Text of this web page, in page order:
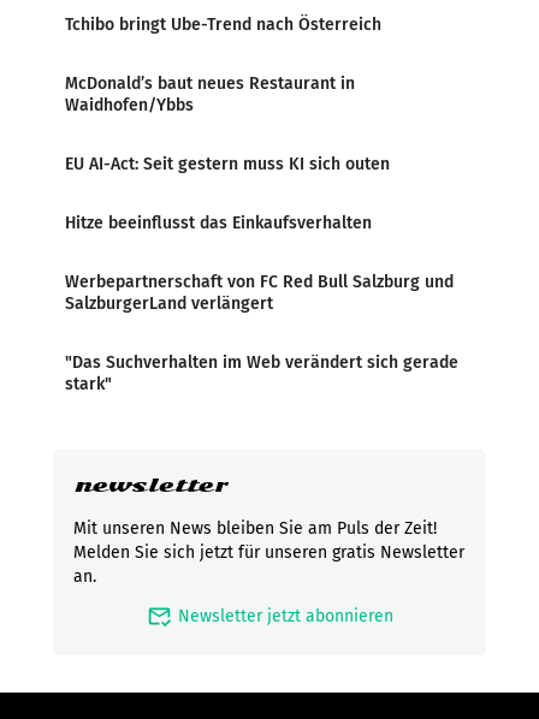
Tchibo bringt Ube-Trend nach Österreich
McDonald’s baut neues Restaurant in
Waidhofen/Ybbs
EU AI-Act: Seit gestern muss KI sich outen
Hitze beeinflusst das Einkaufsverhalten
Werbepartnerschaft von FC Red Bull Salzburg und
SalzburgerLand verlängert
"Das Suchverhalten im Web verändert sich gerade
stark"
newsletter
Mit unseren News bleiben Sie am Puls der Zeit!
Melden Sie sich jetzt für unseren gratis Newsletter
an.
mark_email_read Newsletter jetzt abonnieren